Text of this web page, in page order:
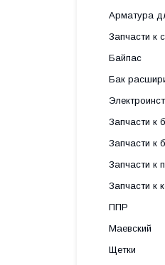
Арматура
Запчасти к
Байпас
Бак
Запчасти к
Запчасти к
Запчасти к
Запчасти к
ППР
Маевский
Щетки